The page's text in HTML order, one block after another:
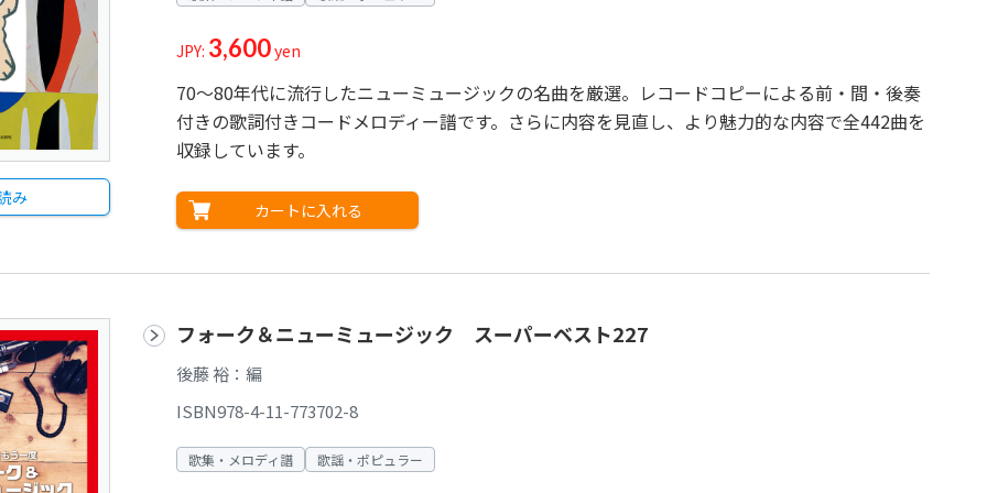
み
JPY: 3,600yen
70～80年代に流行したニューミュージックの名曲を厳選。レコードコピーによる前・間・後奏
付きの歌詞付きコードメロディー譜です。さらに内容を見直し、より魅力的な内容で全442曲を
収録しています。
カートに入れる
フォーク＆ニューミュージック スーパーベスト227
後藤 裕：編
ISBN978-4-11-773702-8
歌集・メロディ譜 歌謡・ポピュラー